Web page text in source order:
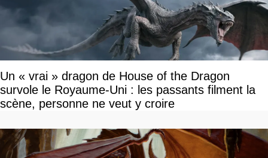
Un « vrai » dragon de House of the Dragon
survole le Royaume-Uni : les passants filment la
scène, personne ne veut y croire